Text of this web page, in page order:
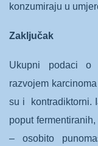
konzumiraju u
Zaključak
Ukupni podaci o
razvojem
su i kontradiktorni.
poput
– osobito